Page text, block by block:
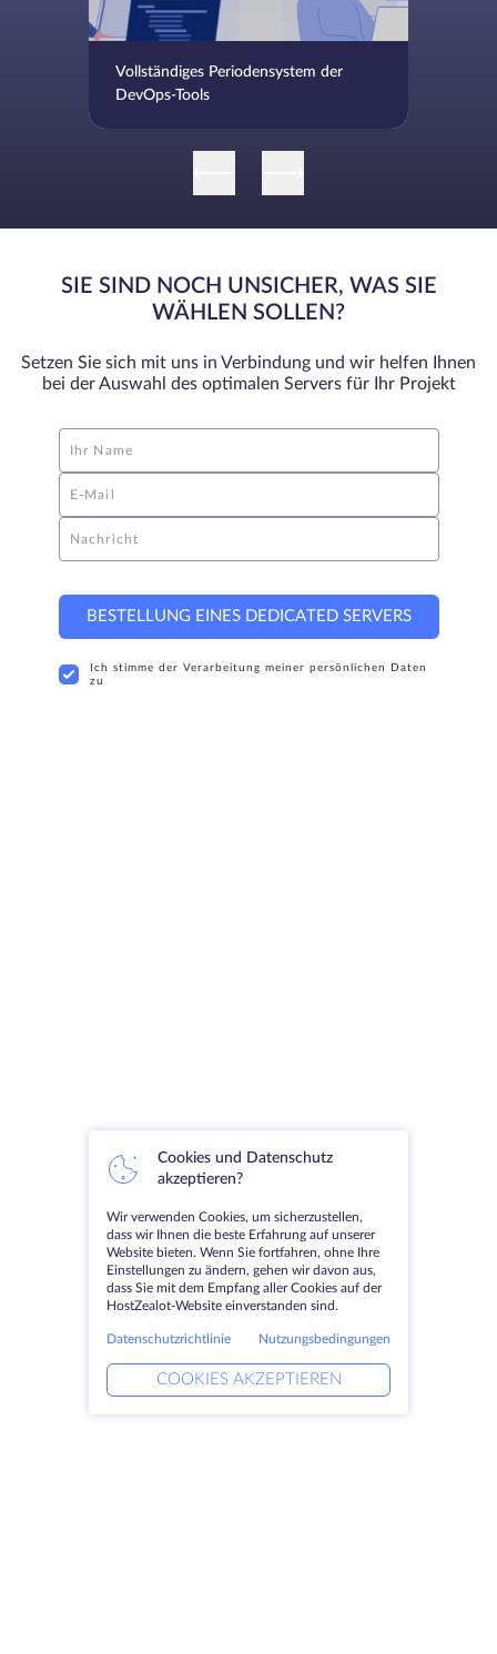
Vollständiges Periodensystem der
DevOps-Tools
SIE SIND NOCH UNSICHER, WAS SIE
WÄHLEN SOLLEN?
Setzen Sie sich mit uns in Verbindung und wir helfen Ihnen
bei der Auswahl des optimalen Servers für Ihr Projekt
Ihr Name
E-Mail
Nachricht
BESTELLUNG EINES DEDICATED SERVERS
Ich stimme der Verarbeitung meiner persönlichen Daten
zu
Cookies und Datenschutz
akzeptieren?
Wir verwenden Cookies, um sicherzustellen,
dass wir Ihnen die beste Erfahrung auf unserer
Website bieten. Wenn Sie fortfahren, ohne Ihre
Einstellungen zu ändern, gehen wir davon aus,
dass Sie mit dem Empfang aller Cookies auf der
HostZealot-Website einverstanden sind.
Datenschutzrichtlinie Nutzungsbedingungen
COOKIES AKZEPTIEREN